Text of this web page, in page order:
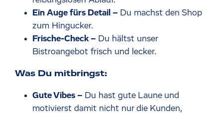
Ein Auge fürs Detail – Du machst den Shop
zum Hingucker.
Frische-Check – Du hältst unser
Bistroangebot frisch und lecker.
Was Du mitbringst:
Gute Vibes – Du hast gute Laune und
motivierst damit nicht nur die Kunden,